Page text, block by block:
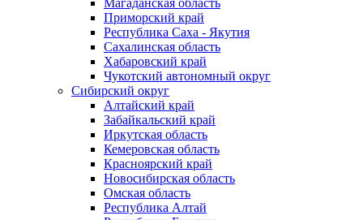
Магаданская область
Приморский край
Республика Саха - Якутия
Сахалинская область
Хабаровский край
Чукотский автономный округ
Сибирский округ
Алтайский край
Забайкальский край
Иркутская область
Кемеровская область
Красноярский край
Новосибирская область
Омская область
Республика Алтай